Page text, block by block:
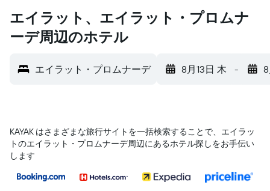
エイラット、エイラット・プロムナ
ーデ周辺のホテル
エイラット・プロムナーデ 8月13日 木 -
KAYAK はさまざまな旅行サイトを一括検索することで、エイラッ
ト​のエイラット・プロムナーデ​周辺にあるホテル探しをお手伝い
します